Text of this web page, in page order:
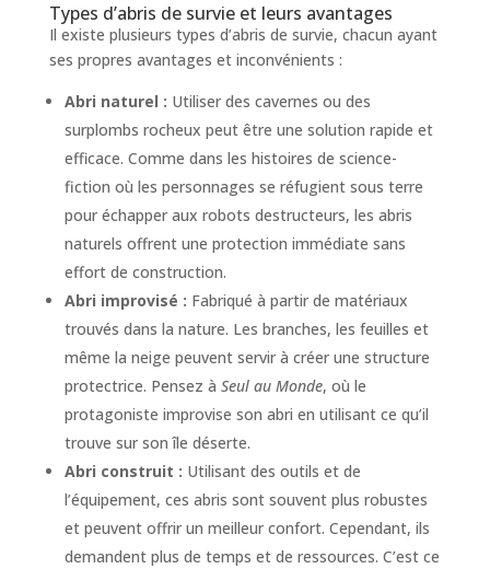
Types d’abris de survie et leurs avantages
Il existe plusieurs types d’abris de survie, chacun ayant
ses propres avantages et inconvénients :
Abri naturel : Utiliser des cavernes ou des
surplombs rocheux peut être une solution rapide et
efficace. Comme dans les histoires de science-
fiction où les personnages se réfugient sous terre
pour échapper aux robots destructeurs, les abris
naturels offrent une protection immédiate sans
effort de construction.
Abri improvisé : Fabriqué à partir de matériaux
trouvés dans la nature. Les branches, les feuilles et
même la neige peuvent servir à créer une structure
protectrice. Pensez à Seul au Monde, où le
protagoniste improvise son abri en utilisant ce qu’il
trouve sur son île déserte.
Abri construit : Utilisant des outils et de
l’équipement, ces abris sont souvent plus robustes
et peuvent offrir un meilleur confort. Cependant, ils
demandent plus de temps et de ressources. C’est ce